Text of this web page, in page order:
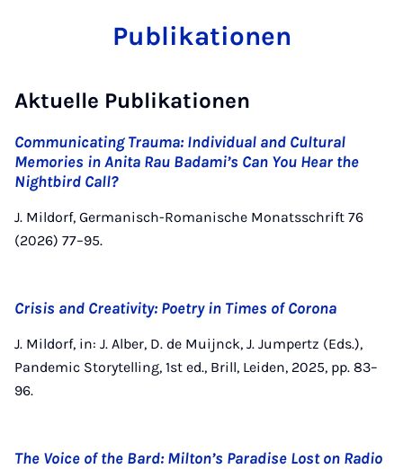
Publikationen
Aktuelle Publikationen
Communicating Trauma: Individual and Cultural
Memories in Anita Rau Badami’s Can You Hear the
Nightbird Call?
J. Mildorf, Germanisch-Romanische Monatsschrift 76
(2026) 77–95.
Crisis and Creativity: Poetry in Times of Corona
J. Mildorf, in: J. Alber, D. de Muijnck, J. Jumpertz (Eds.),
Pandemic Storytelling, 1st ed., Brill, Leiden, 2025, pp. 83–
96.
The Voice of the Bard: Milton’s Paradise Lost on Radio